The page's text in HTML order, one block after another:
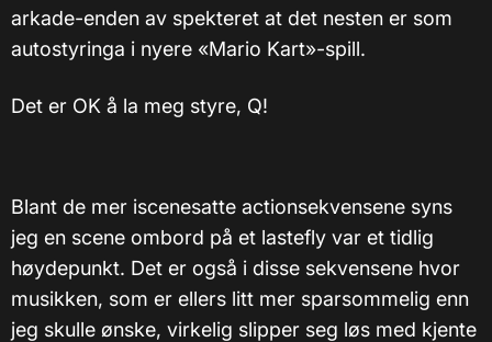
arkade-enden av spekteret at det nesten er som
autostyringa i nyere «Mario Kart»-spill.
Det er OK å la meg styre, Q!
Blant de mer iscenesatte actionsekvensene syns
jeg en scene ombord på et lastefly var et tidlig
høydepunkt. Det er også i disse sekvensene hvor
musikken, som er ellers litt mer sparsommelig enn
jeg skulle ønske, virkelig slipper seg løs med kjente